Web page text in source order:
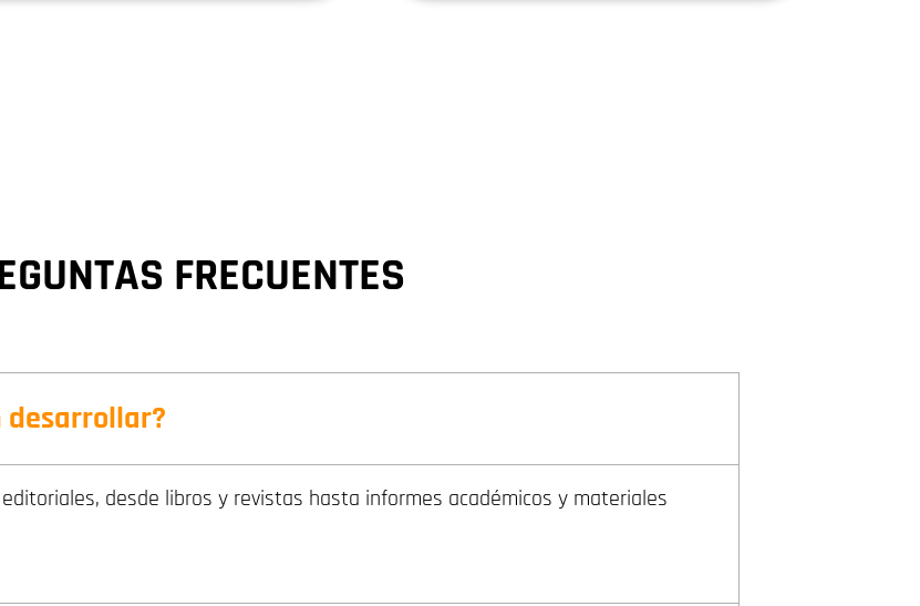
FRECUENTES
desarrollar?
desde libros y revistas hasta informes académicos y materiales